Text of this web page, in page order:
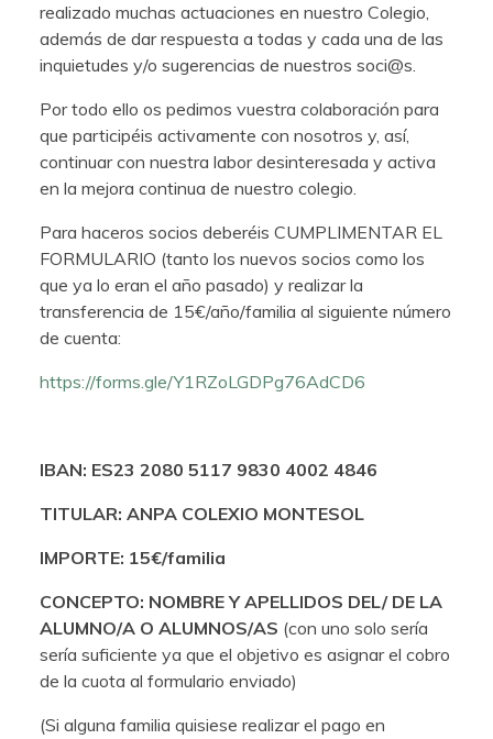
realizado muchas actuaciones en nuestro Colegio,
además de dar respuesta a todas y cada una de las
inquietudes y/o sugerencias de nuestros soci@s.
Por todo ello os pedimos vuestra colaboración para
que participéis activamente con nosotros y, así,
continuar con nuestra labor desinteresada y activa
en la mejora continua de nuestro colegio.
Para haceros socios deberéis CUMPLIMENTAR EL
FORMULARIO (tanto los nuevos socios como los
que ya lo eran el año pasado) y realizar la
transferencia de 15€/año/familia al siguiente número
de cuenta:
https://forms.gle/Y1RZoLGDPg76AdCD6
IBAN: ES23 2080 5117 9830 4002 4846
TITULAR: ANPA COLEXIO MONTESOL
IMPORTE: 15€/familia
CONCEPTO: NOMBRE Y APELLIDOS DEL/ DE LA
ALUMNO/A O ALUMNOS/AS (con uno solo sería
sería suficiente ya que el objetivo es asignar el cobro
de la cuota al formulario enviado)
(Si alguna familia quisiese realizar el pago en